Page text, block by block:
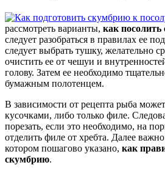
рассмотреть варианты, как
следует разобраться в правилах ее
следует выбрать тушку, желательно
очистить ее от чешуи и
голову. Затем ее необходимо
бумажным полотенцем.
В зависимости от рецепта рыба
кусочками, либо только филе.
порезать, если это необходимо, на
отделить филе от хребта. Далее
котором пошагово указано, как
скумбрию.